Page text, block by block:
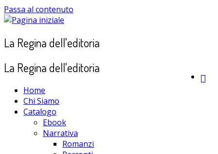
Passa al contenuto
La Regina dell'editoria
La Regina dell'editoria
Home
Chi Siamo
Catalogo
Ebook
Narrativa
Romanzi